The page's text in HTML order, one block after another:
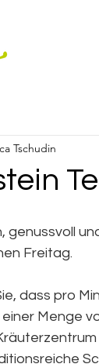
Tschudin
genussvoll
Freitag.
dass pro
Menge